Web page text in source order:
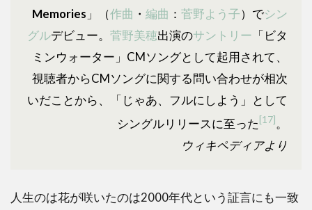
Memories 」（作曲 ・ 編曲 ： 菅野よう子）でシン
グルデビュー。 菅野美穂出演のサントリー 「ビタ
ミンウォーター」CMソングとして起用されて、
視聴者からCMソングに関する問い合わせが相次
いだことから、「じゃあ、フルにしよう」として
シングルリリースに至った[17]。
ウィキペディアより
人生のは花が咲いたのは2000年代という証言にも一致